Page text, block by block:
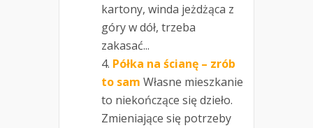
kartony, winda jeżdżąca z
góry w dół, trzeba
zakasać...
Półka na ścianę – zrób
to sam Własne mieszkanie
to niekończące się dzieło.
Zmieniające się potrzeby